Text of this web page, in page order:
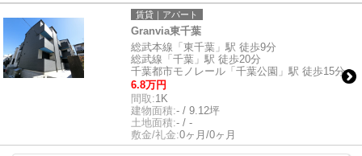
賃貸｜アパート
Granvia東千葉
総武本線「東千葉」駅 徒歩9分
総武線「千葉」駅 徒歩20分
千葉都市モノレール「千葉公園」駅 徒歩15分
6.8万円
間取:1K
建物面積:- / 9.12坪
土地面積:- / -
敷金/礼金:0ヶ月/0ヶ月